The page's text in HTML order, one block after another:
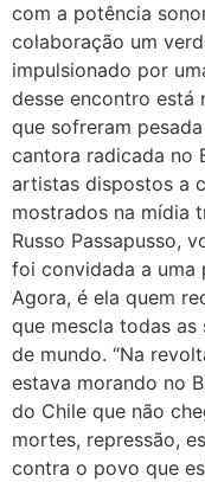
com a potência
colaboração um
impulsionado por
desse encontro está
que sofreram
cantora radicada no
artistas dispostos a
mostrados na mídia
Russo Passapusso,
foi convidada a uma
Agora, é ela quem
que mescla todas
de mundo. “Na
estava morando no
do Chile que não
mortes, repressão,
contra o povo que